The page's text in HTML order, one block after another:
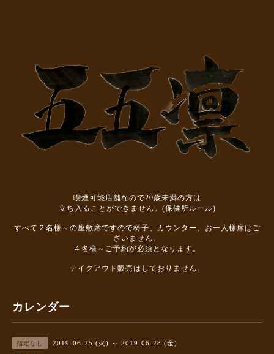
喫煙可能店舗なので20歳未満の方は
立ち入ることができません。(保健所ルール)
すべて２名様～の座敷席ですので椅子、カウンター、お一人様席はご
ざいません。
４名様～ご予約が必須となります。
テイクアウト販売はしておりません。
カレンダー
指定なし 2019-06-25 (火) ～ 2019-06-28 (金)